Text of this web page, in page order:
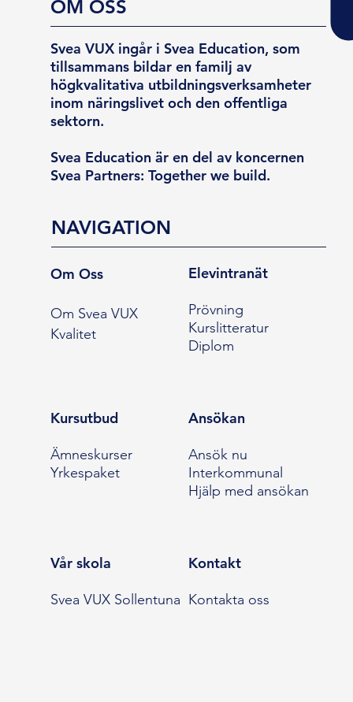
OM OSS
Svea VUX ingår i Svea Education, som
tillsammans bildar en familj av
högkvalitativa utbildningsverksamheter
inom näringslivet och den offentliga
sektorn.
Svea Education är en del av koncernen
Svea Partners: Together we build.
NAVIGATION
Om Oss
Om Svea VUX
Kvalitet
Elevintranät
Prövning
Kurslitteratur
Diplom
Kursutbud
Ämneskurser
Yrkespaket
Ansökan
Ansök nu
Interkommunal
Hjälp med ansökan
Vår skola
Svea VUX Sollentuna
Kontakt
Kontakta oss